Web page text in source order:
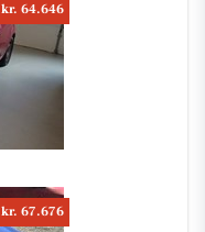
kr. 64.646
kr. 67.676